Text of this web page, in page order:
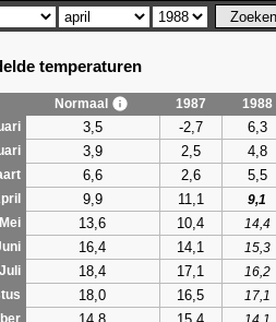
temperaturen
Normaal 1987
1988
3,5 -2,7 6,3
3,9 2,5 4,8
6,6 2,6 5,5
9,9 11,1
9,1
Mei
13,6 10,4
14,4
16,4 14,1
15,3
Juli
18,4 17,1
16,2
18,0 16,5
17,1